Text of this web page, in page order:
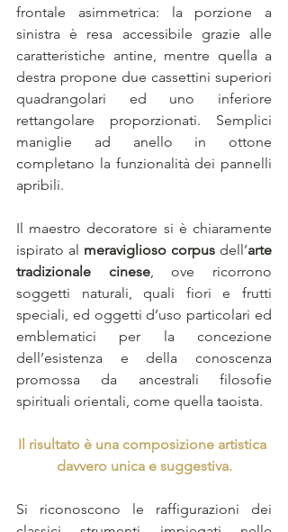
frontale asimmetrica: la porzione a
sinistra è resa accessibile grazie alle
caratteristiche antine, mentre quella a
destra propone due cassettini superiori
quadrangolari ed uno inferiore
rettangolare proporzionati. Semplici
maniglie ad anello in ottone
completano la funzionalità dei pannelli
apribili.
Il maestro decoratore si è chiaramente
ispirato al meraviglioso corpus dell’arte
tradizionale cinese, ove ricorrono
soggetti naturali, quali fiori e frutti
speciali, ed oggetti d’uso particolari ed
emblematici per la concezione
dell’esistenza e della conoscenza
promossa da ancestrali filosofie
spirituali orientali, come quella taoista.
Il risultato è una composizione artistica
davvero unica e suggestiva.
Si riconoscono le raffigurazioni dei